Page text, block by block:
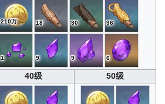
210万 18 30 36
1 9 9 6
40级 50级